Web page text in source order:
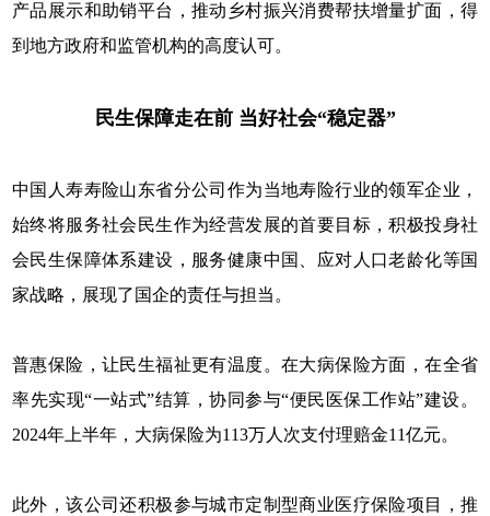
产品展示和助销平台，推动乡村振兴消费帮扶增量扩面，得
到地方政府和监管机构的高度认可。
民生保障走在前 当好社会“稳定器”
中国人寿寿险山东省分公司作为当地寿险行业的领军企业，
始终将服务社会民生作为经营发展的首要目标，积极投身社
会民生保障体系建设，服务健康中国、应对人口老龄化等国
家战略，展现了国企的责任与担当。
普惠保险，让民生福祉更有温度。在大病保险方面，在全省
率先实现“一站式”结算，协同参与“便民医保工作站”建设。
2024年上半年，大病保险为113万人次支付理赔金11亿元。
此外，该公司还积极参与城市定制型商业医疗保险项目，推